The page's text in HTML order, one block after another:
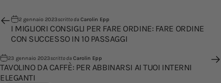
2 gennaio 2023scritto da Carolin Epp
I MIGLIORI CONSIGLI PER FARE ORDINE: FARE ORDINE
CON SUCCESSO IN 10 PASSAGGI
23 gennaio 2023scritto da Carolin Epp
TAVOLINO DA CAFFÈ: PER ABBINARSI AI TUOI INTERNI
ELEGANTI